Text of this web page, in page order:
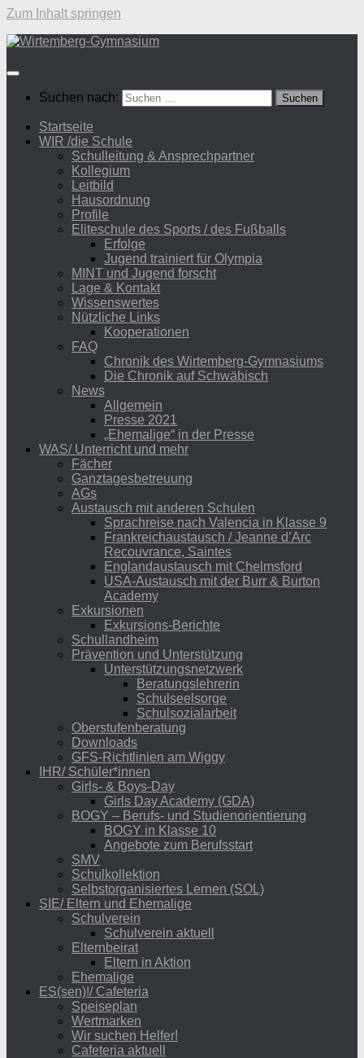
Zum Inhalt springen
Suchen nach:
Startseite
WIR /die Schule
Schulleitung & Ansprechpartner
Kollegium
Leitbild
Hausordnung
Profile
Eliteschule des Sports / des Fußballs
Erfolge
Jugend trainiert für Olympia
MINT und Jugend forscht
Lage & Kontakt
Wissenswertes
Nützliche Links
Kooperationen
FAQ
Chronik des Wirtemberg-Gymnasiums
Die Chronik auf Schwäbisch
News
Allgemein
Presse 2021
„Ehemalige“ in der Presse
WAS/ Unterricht und mehr
Fächer
Ganztagesbetreuung
AGs
Austausch mit anderen Schulen
Sprachreise nach Valencia in Klasse 9
Frankreichaustausch / Jeanne d’Arc
Recouvrance, Saintes
Englandaustausch mit Chelmsford
USA-Austausch mit der Burr & Burton
Academy
Exkursionen
Exkursions-Berichte
Schullandheim
Prävention und Unterstützung
Unterstützungsnetzwerk
Beratungslehrerin
Schulseelsorge
Schulsozialarbeit
Oberstufenberatung
Downloads
GFS-Richtlinien am Wiggy
IHR/ Schüler*innen
Girls- & Boys-Day
Girls Day Academy (GDA)
BOGY – Berufs- und Studienorientierung
BOGY in Klasse 10
Angebote zum Berufsstart
SMV
Schulkollektion
Selbstorganisiertes Lernen (SOL)
SIE/ Eltern und Ehemalige
Schulverein
Schulverein aktuell
Elternbeirat
Eltern in Aktion
Ehemalige
ES(sen)!/ Cafeteria
Speiseplan
Wertmarken
Wir suchen Helfer!
Cafeteria aktuell